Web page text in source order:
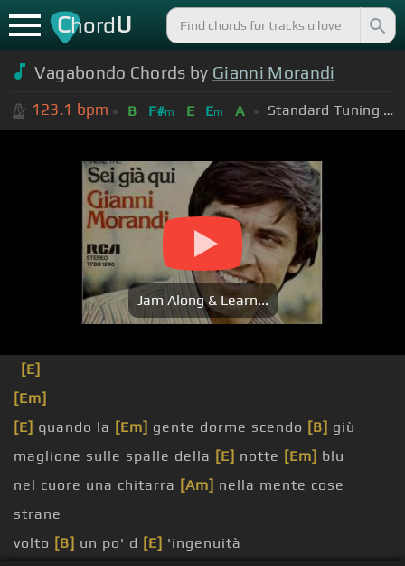
ChordU
Vagabondo Chords by Gianni Morandi
123.1 bpm B F#m E Em A Standard Tuning (EADGBE)
Jam Along & Learn...
[E]
[Em]
[E] quando la [Em] gente dorme scendo [B] giù
maglione sulle spalle della [E] notte [Em] blu
nel cuore una chitarra [Am] nella mente cose
strane
volto [B] un po' d [E] 'ingenuità